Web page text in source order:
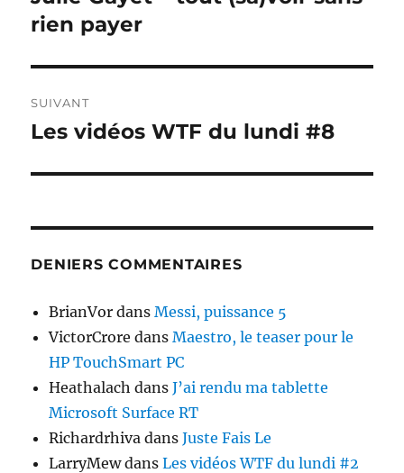
l’article
précédente :
rien payer
SUIVANT
Publication
Les vidéos WTF du lundi #8
DENIERS COMMENTAIRES
BrianVor dansMessi, puissance 5
VictorCrore dansMaestro, le teaser pour le
HP TouchSmart PC
Heathalach dansJ’ai rendu ma tablette
Microsoft Surface RT
Richardrhiva dansJuste Fais Le
LarryMewdansLes vidéos WTF du lundi #2